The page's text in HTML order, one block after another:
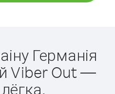
Германія
Viber Out —